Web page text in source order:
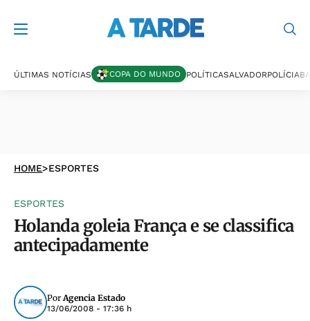
ÚLTIMAS NOTÍCIAS COPA DO MUNDO POLÍTICASALVADORPOLÍCIA
HOME>ESPORTES
ESPORTES
Holanda goleia França e se classifica
antecipadamente
PorAgencia Estado
13/06/2008 - 17:36 h